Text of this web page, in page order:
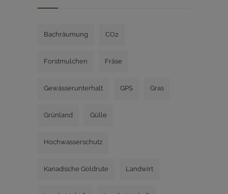
Bachräumung CO2
Forstmulchen Fräse
Gewässerunterhalt GPS Gras
Grünland Gülle
Hochwasserschutz
Kanadische Goldrute Landwirt